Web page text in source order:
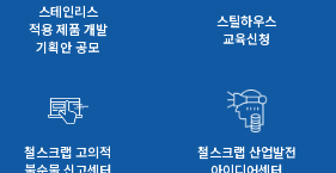
스테인리스
적용 제품 개발
기획안 공모
스틸하우스
교육신청
철스크랩 고의적
철스크랩 산업발전